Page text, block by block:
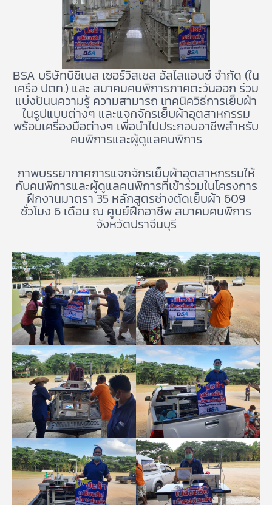
BSA บริษัทบิซิเนส เซอร์วิสเซส อัลไลแอนซ์ จำกัด (ใน
เครือ ปตท.) และ สมาคมคนพิการภาคตะวันออก ร่วม
แบ่งปันนความรู้ ความสามารถ เทคนิควิธีการเย็บผ้า
ในรูปแบบต่างๆ และแจกจักรเย็บผ้าอุตสาหกรรม
พร้อมเครื่องมือต่างๆ เพื่อนำไปประกอบอาชีพสำหรับ
คนพิการและผู้ดูแลคนพิการ
ภาพบรรยากาศการแจกจักรเย็บผ้าอุตสาหกรรมให้
กับคนพิการและผู้ดูแลคนพิการที่เข้าร่วมในโครงการ
ฝึกงานมาตรา 35 หลักสูตรช่างตัดเย็บผ้า 609
ชั่วโมง 6 เดือน ณ ศูนย์ฝึกอาชีพ สมาคมคนพิการ
จังหวัดปราจีนบุรี